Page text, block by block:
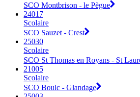
SCO Montbrison - le Pègue
24017
Scolaire
SCO Sauzet - Crest
25030
Scolaire
SCO St Thomas en Royans - St
21005
Scolaire
SCO Boulc - Glandage